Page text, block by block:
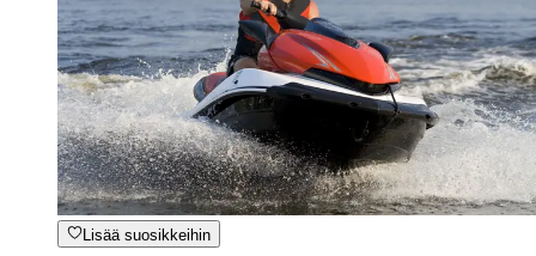
Lisää suosikkeihin